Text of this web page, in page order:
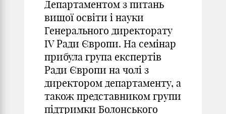
Департаментом з питань
вищої освіти і науки
Генерального директорату
ІV Ради Європи. На семінар
прибула група експертів
Ради Європи на чолі з
директором департаменту, а
також представником групи
підтримки Болонського